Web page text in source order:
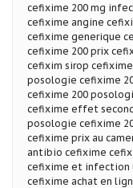
cefixime 200 mg
cefixime angine
cefixime generique
cefixime 200 prix
cefixim sirop
posologie cefixime
cefixime 200
cefixime effet
posologie cefixime
cefixime prix au
antibio cefixime
cefixime et infection
cefixime achat en